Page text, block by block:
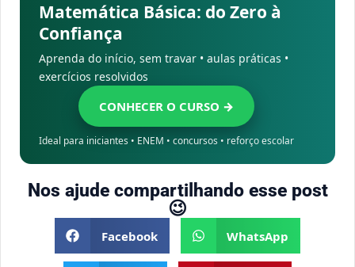
Matemática Básica: do Zero à
Confiança
Aprenda do início, sem travar • aulas práticas •
exercícios resolvidos
CONHECER O CURSO →
Ideal para iniciantes • ENEM • concursos • reforço escolar
Nos ajude compartilhando esse post
😉
Facebook WhatsApp